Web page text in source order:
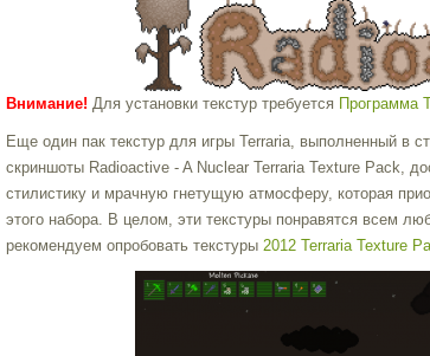
Внимание! Для установки текстур требуется Программа
Еще один пак текстур для игры Terraria, выполненный в
скриншоты Radioactive - A Nuclear Terraria Texture Pack,
стилистику и мрачную гнетущую атмосферу, которая
этого набора. В целом, эти текстуры понравятся всем
рекомендуем опробовать текстуры 2012 Terraria Texture